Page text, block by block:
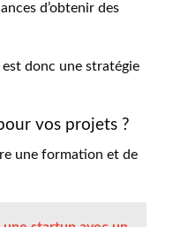
d’obtenir des
donc une stratégie
vos projets ?
une formation et de